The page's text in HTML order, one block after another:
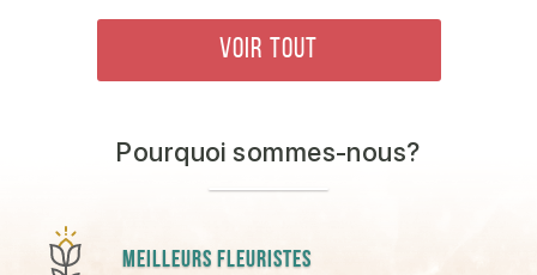
VOIR TOUT
Pourquoi sommes-nous?
Meilleurs fleuristes